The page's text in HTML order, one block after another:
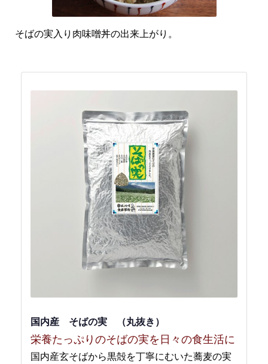
そばの実入り肉味噌丼の出来上がり。
国内産 そばの実 （丸抜き）
栄養たっぷりのそばの実を日々の食生活に
国内産玄そばから黒殻を丁寧にむいた蕎麦の実